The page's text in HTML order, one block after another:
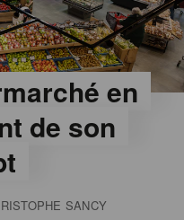
en
de son
SANCY